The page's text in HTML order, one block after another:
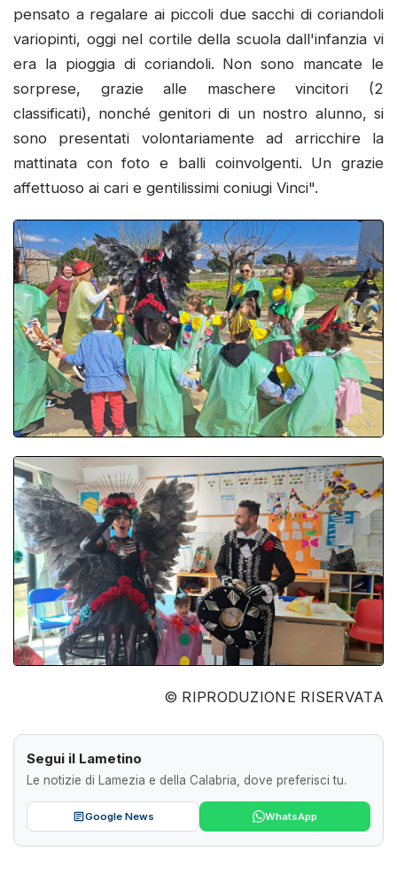
pensato a regalare ai piccoli due sacchi di coriandoli
variopinti, oggi nel cortile della scuola dall'infanzia vi
era la pioggia di coriandoli. Non sono mancate le
sorprese, grazie alle maschere vincitori (2
classificati), nonché genitori di un nostro alunno, si
sono presentati volontariamente ad arricchire la
mattinata con foto e balli coinvolgenti. Un grazie
affettuoso ai cari e gentilissimi coniugi Vinci".
© RIPRODUZIONE RISERVATA
Segui il Lametino
Le notizie di Lamezia e della Calabria, dove preferisci tu.
Google News WhatsApp